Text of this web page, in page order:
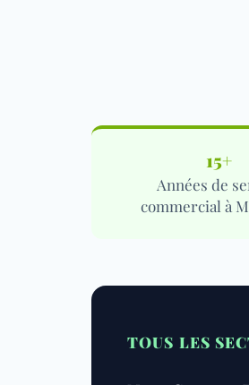
15+
Années de
commercial à
TOUS LES